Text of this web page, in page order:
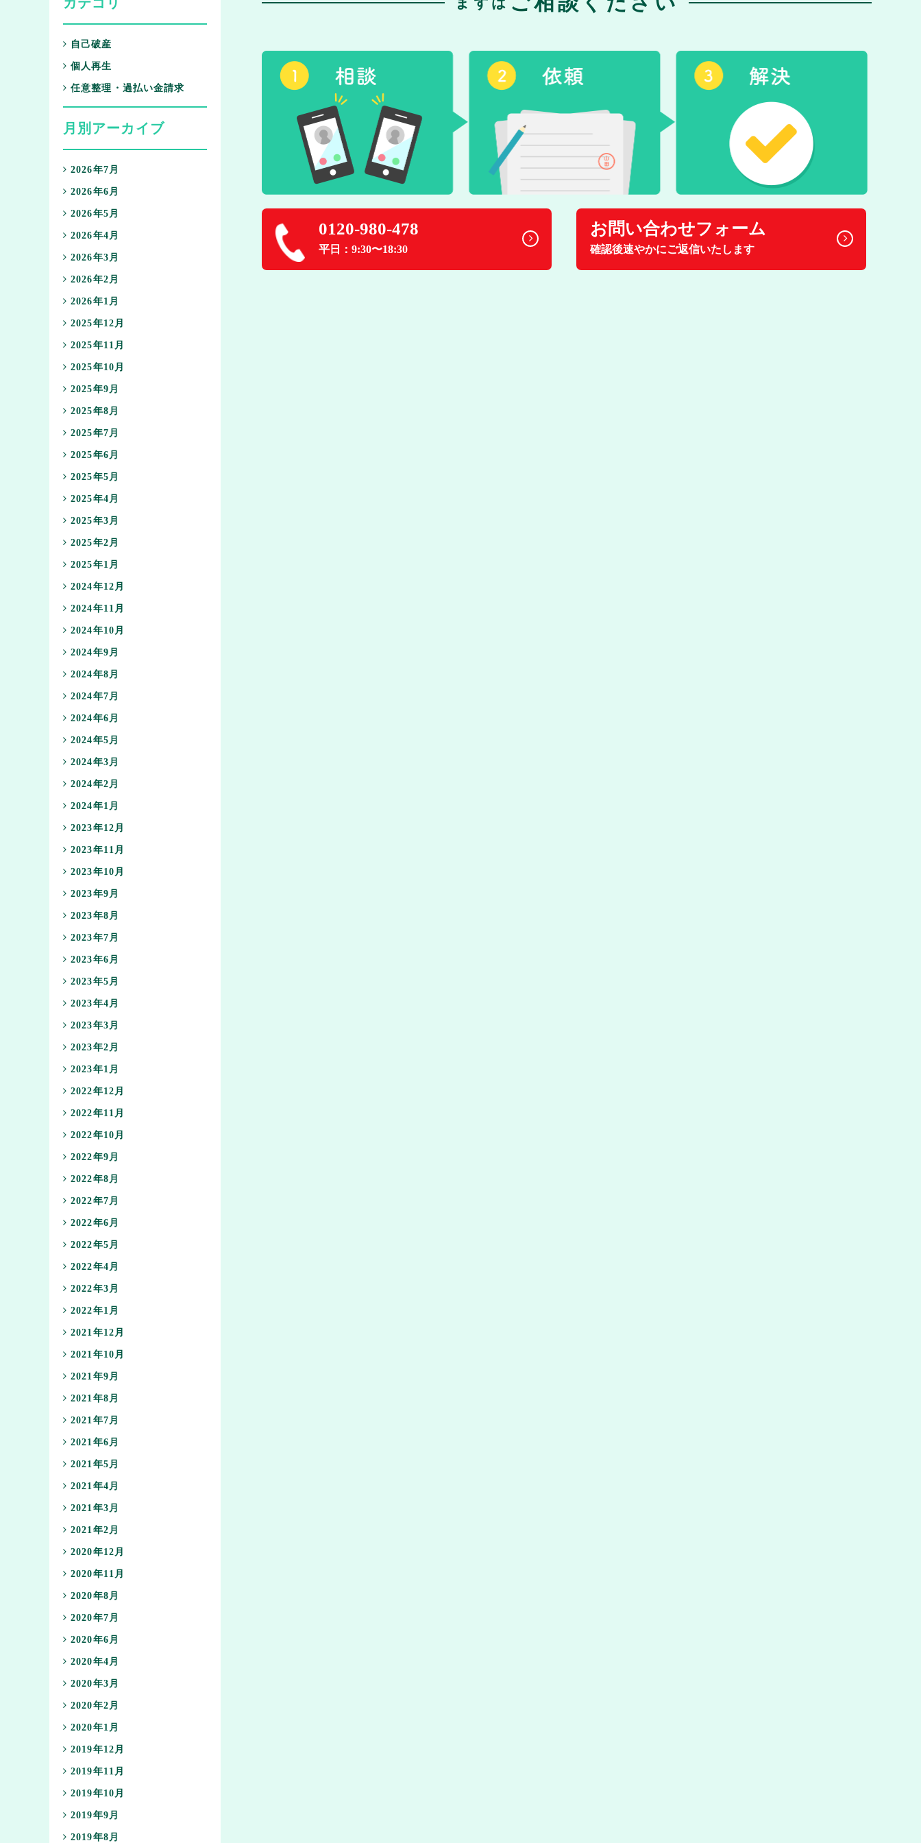
0120-980-478
平日：9:30〜18:30
お問い合わせフォーム
確認後速やかにご返信いたします
自己破産
個人再生
任意整理・過払い金請求
月別アーカイブ
2026年7月
2026年6月
2026年5月
2026年4月
2026年3月
2026年2月
2026年1月
2025年12月
2025年11月
2025年10月
2025年9月
2025年8月
2025年7月
2025年6月
2025年5月
2025年4月
2025年3月
2025年2月
2025年1月
2024年12月
2024年11月
2024年10月
2024年9月
2024年8月
2024年7月
2024年6月
2024年5月
2024年3月
2024年2月
2024年1月
2023年12月
2023年11月
2023年10月
2023年9月
2023年8月
2023年7月
2023年6月
2023年5月
2023年4月
2023年3月
2023年2月
2023年1月
2022年12月
2022年11月
2022年10月
2022年9月
2022年8月
2022年7月
2022年6月
2022年5月
2022年4月
2022年3月
2022年1月
2021年12月
2021年10月
2021年9月
2021年8月
2021年7月
2021年6月
2021年5月
2021年4月
2021年3月
2021年2月
2020年12月
2020年11月
2020年8月
2020年7月
2020年6月
2020年4月
2020年3月
2020年2月
2020年1月
2019年12月
2019年11月
2019年10月
2019年9月
2019年8月